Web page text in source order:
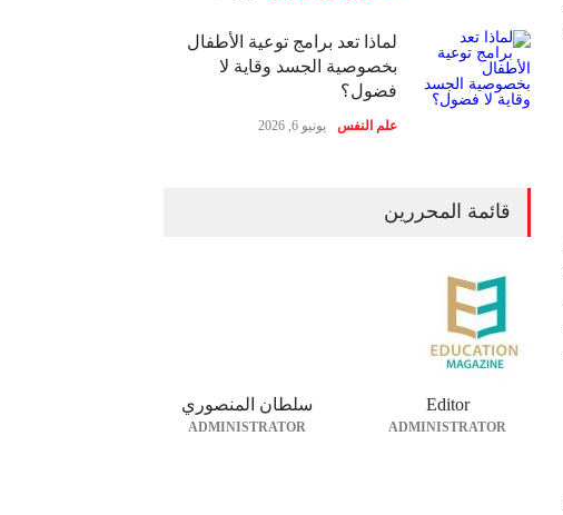
لماذا تعد برامج توعية الأطفال
بخصوصية الجسد وقاية لا
فضول؟
علم النفس يونيو 6, 2026
قائمة المحررين
Editor
ADMINISTRATOR
سلطان المنصوري
ADMINISTRATOR